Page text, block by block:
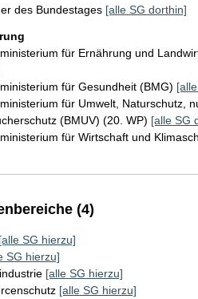
des Bundestages [alle SG dorthin]
für Ernährung und
für Gesundheit (BMG)
für Umwelt, Naturschutz,
(BMUV) (20. WP) [alle SG
für Wirtschaft und
(4)
[alle SG hierzu]
SG hierzu]
[alle SG hierzu]
[alle SG hierzu]